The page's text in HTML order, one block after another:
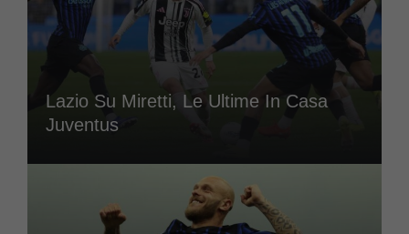
Lazio Su Miretti, Le Ultime In Casa
Juventus